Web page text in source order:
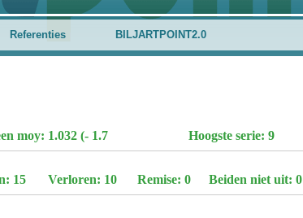
Referenties BILJARTPOINT2.0
moy: 1.032 (- 1.7 Hoogste serie: 9
15 Verloren: 10 Remise: 0 Beiden niet uit: 0